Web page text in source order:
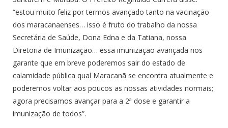
“estou muito feliz por termos avançado tanto na vacinação
dos maracanaenses… isso é fruto do trabalho da nossa
Secretária de Saúde, Dona Edna e da Tatiana, nossa
Diretoria de Imunização… essa imunização avançada nos
garante que em breve poderemos sair do estado de
calamidade pública qual Maracanã se encontra atualmente e
poderemos voltar aos poucos as nossas atividades normais;
agora precisamos avançar para a 2ª dose e garantir a
imunização de todos”.